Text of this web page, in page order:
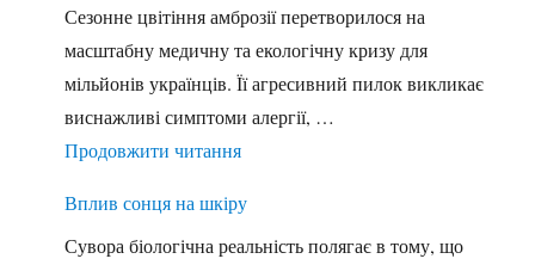
Сезонне цвітіння амброзії перетворилося на
масштабну медичну та екологічну кризу для
мільйонів українців. Її агресивний пилок викликає
виснажливі симптоми алергії, …
Продовжити читання"Амброзія в Україні"
Вплив сонця на шкіру
Сувора біологічна реальність полягає в тому, що